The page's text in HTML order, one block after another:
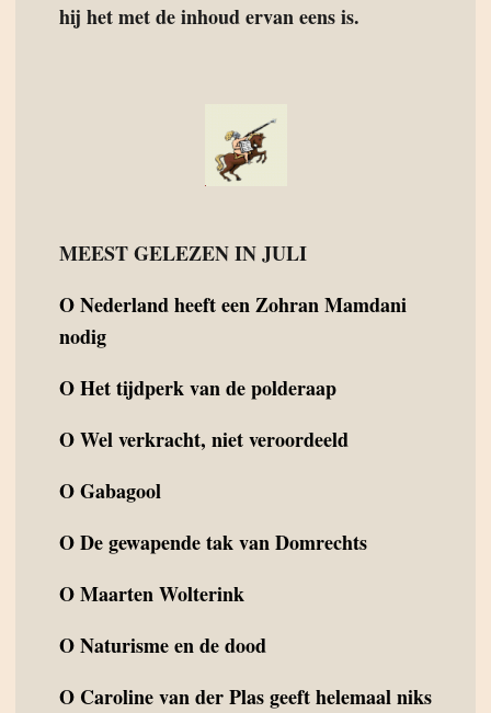
hij het met de inhoud ervan eens is.
MEEST GELEZEN IN JULI
ONederland heeft een Zohran Mamdani
nodig
OHet tijdperk van de polderaap
OWel verkracht, niet veroordeeld
OGabagool
ODe gewapende tak van Domrechts
OMaarten Wolterink
ONaturisme en de dood
O Caroline van der Plas geeft helemaal niks